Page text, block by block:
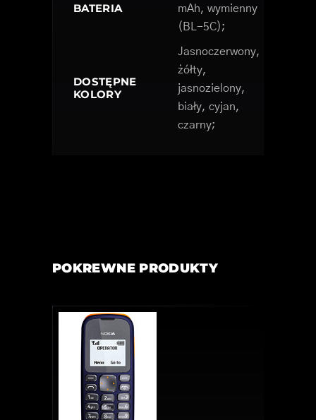
BATERIA
mAh, wymienny
(BL-5C);
DOSTĘPNE
KOLORY
Jasnoczerwony,
żółty,
jasnozielony,
biały, cyjan,
czarny;
POKREWNE PRODUKTY